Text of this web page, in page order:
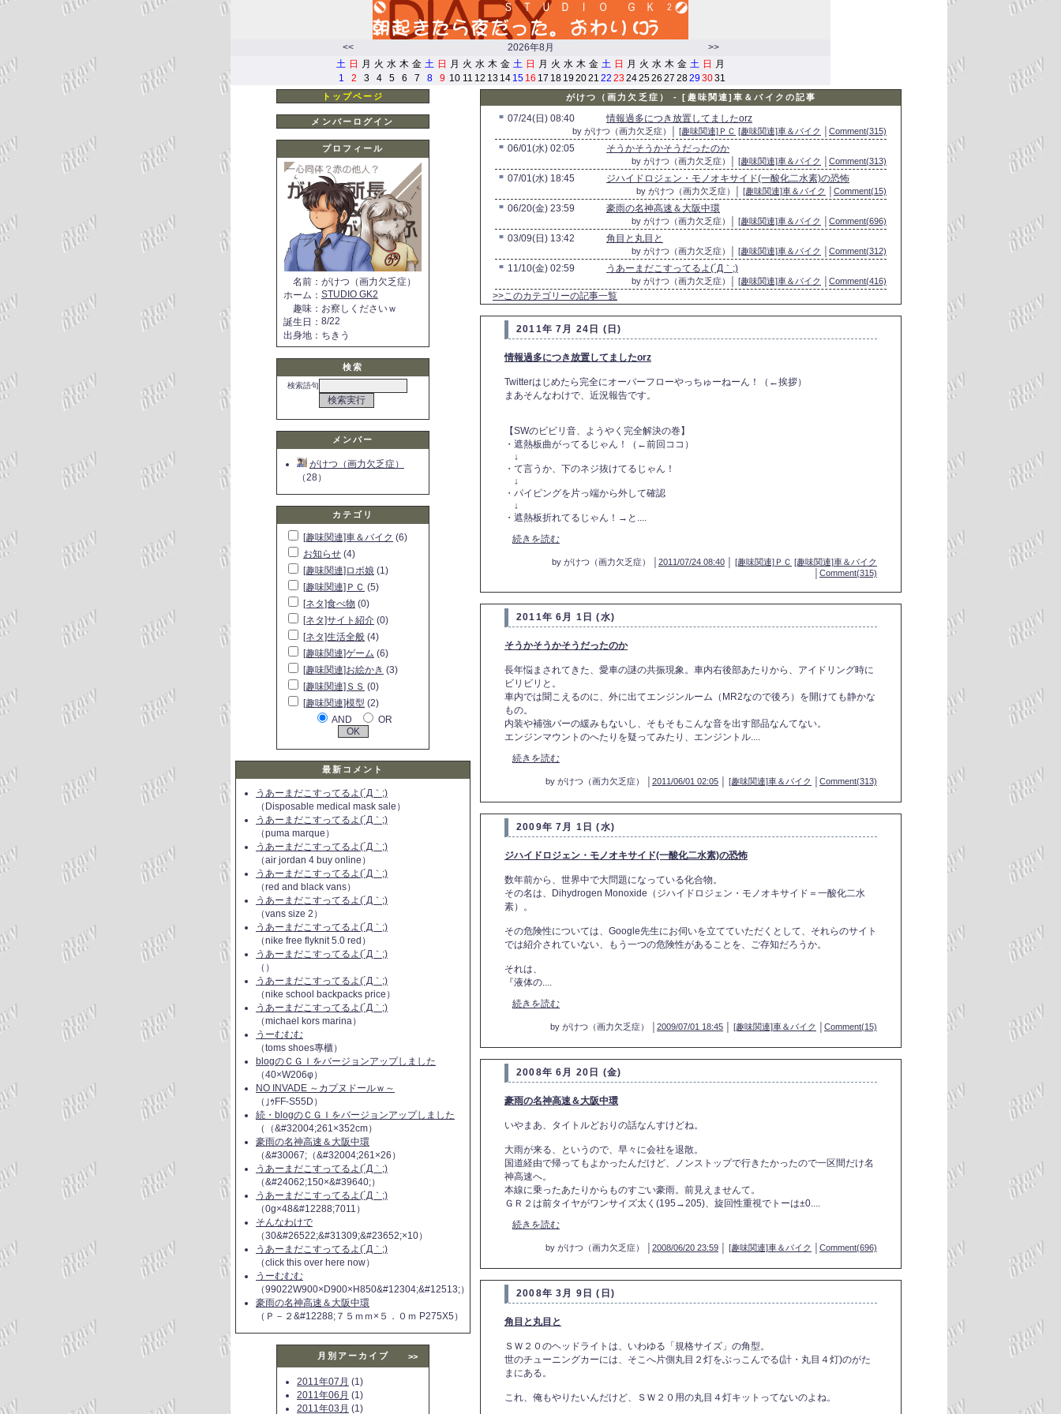
<< 2026年8月
>>
土 日 月 火 水 木 金 土 日 月 火 水 木 金 土 日 月 火 水 木 金 土 日 月 火 水 木 金 土 日
月
1
2 3 4 5 6 7 8 9 10 11 12 13 14 15 16 17 18 19 2021 22 23 242526 27 2829 3031
トップページ
メンバーログイン
プロフィール
名前 ： がけつ（画力欠乏症）
ホーム ： STUDIO GK2
趣味 ： お察しくださいｗ
誕生日 ： 8/22
出身地 ： ちきう
検索
検索語句
メンバー
がけつ（画力欠乏症）
（28）
カテゴリ
[趣味関連]車＆バイク (6)
お知らせ (4)
[趣味関連]ロボ娘 (1)
[趣味関連]ＰＣ (5)
[ネタ]食べ物 (0)
[ネタ]サイト紹介 (0)
[ネタ]生活全般 (4)
[趣味関連]ゲーム (6)
[趣味関連]お絵かき (3)
[趣味関連]ＳＳ (0)
[趣味関連]模型 (2)
AND
OR
最新コメント
うあーまだこすってるよ(´Д｀;)
（Disposable medical mask sale）
うあーまだこすってるよ(´Д｀;)
（puma marque）
うあーまだこすってるよ(´Д｀;)
（air jordan 4 buy online）
うあーまだこすってるよ(´Д｀;)
（red and black vans）
うあーまだこすってるよ(´Д｀;)
（vans size 2）
うあーまだこすってるよ(´Д｀;)
（nike free flyknit 5.0 red）
うあーまだこすってるよ(´Д｀;)
（）
うあーまだこすってるよ(´Д｀;)
（nike school backpacks price）
うあーまだこすってるよ(´Д｀;)
（michael kors marina）
うーむむむ
（toms shoes專櫃）
blogのＣＧＩをバージョンアップしました
（40×W206φ）
NO INVADE ～カプヌドールｗ～
（｣ｩFF-S55D）
続・blogのＣＧＩをバージョンアップしました
（（&#32004;261×352cm）
豪雨の名神高速＆大阪中環
（&#30067;（&#32004;261×26）
うあーまだこすってるよ(´Д｀;)
（&#24062;150×&#39640;）
うあーまだこすってるよ(´Д｀;)
（0g×48&#12288;7011）
そんなわけで
（30&#26522;&#31309;&#23652;×10）
うあーまだこすってるよ(´Д｀;)
（click this over here now）
うーむむむ
（99022W900×D900×H850&#12304;&#12513;）
豪雨の名神高速＆大阪中環
（Ｐ－２&#12288;７５ｍｍ×５．０ｍ P275X5）
月別アーカイブ >>
2011年07月 (1)
2011年06月 (1)
2011年03月 (1)
がけつ（画力欠乏症） - [趣味関連]車＆バイクの記事
■ 07/24(日) 08:40 情報過多につき放置してましたorz
by がけつ（画力欠乏症）│ [趣味関連]ＰＣ [趣味関連]車＆バイク Comment(315)
■ 06/01(水) 02:05 そうかそうかそうだったのか
by がけつ（画力欠乏症）│ [趣味関連]車＆バイク Comment(313)
■ 07/01(水) 18:45 ジハイドロジェン・モノオキサイド(一酸化二水素)の恐怖
by がけつ（画力欠乏症）│ [趣味関連]車＆バイク Comment(15)
■ 06/20(金) 23:59 豪雨の名神高速＆大阪中環
by がけつ（画力欠乏症）│ [趣味関連]車＆バイク Comment(696)
■ 03/09(日) 13:42 角目と丸目と
by がけつ（画力欠乏症）│ [趣味関連]車＆バイク Comment(312)
■ 11/10(金) 02:59 うあーまだこすってるよ(´Д｀;)
by がけつ（画力欠乏症）│ [趣味関連]車＆バイク Comment(416)
>>このカテゴリーの記事一覧
2011年 7月 24日 (日)
情報過多につき放置してましたorz
Twitterはじめたら完全にオーバーフローやっちゅーねーん！（←挨拶）
まあそんなわけで、近況報告です。
【SWのビビリ音、ようやく完全解決の巻】
・遮熱板曲がってるじゃん！（←前回ココ）
↓
・て言うか、下のネジ抜けてるじゃん！
↓
・パイピングを片っ端から外して確認
↓
・遮熱板折れてるじゃん！→と....
続きを読む
by がけつ（画力欠乏症） │ 2011/07/24 08:40 [趣味関連]ＰＣ [趣味関連]車＆バイク
Comment(315)
2011年 6月 1日 (水)
そうかそうかそうだったのか
長年悩まされてきた、愛車の謎の共振現象。車内右後部あたりから、アイドリング時に
ビリビリと。
車内では聞こえるのに、外に出てエンジンルーム（MR2なので後ろ）を開けても静かな
もの。
内装や補強バーの緩みもないし、そもそもこんな音を出す部品なんてない。
エンジンマウントのへたりを疑ってみたり、エンジントル....
続きを読む
by がけつ（画力欠乏症） │ 2011/06/01 02:05 [趣味関連]車＆バイク Comment(313)
2009年 7月 1日 (水)
ジハイドロジェン・モノオキサイド(一酸化二水素)の恐怖
数年前から、世界中で大問題になっている化合物。
その名は、Dihydrogen Monoxide（ジハイドロジェン・モノオキサイド＝一酸化二水
素）。
その危険性については、Google先生にお伺いを立てていただくとして、それらのサイト
では紹介されていない、もう一つの危険性があることを、ご存知だろうか。
それは、
『液体の....
続きを読む
by がけつ（画力欠乏症） │ 2009/07/01 18:45 [趣味関連]車＆バイク Comment(15)
2008年 6月 20日 (金)
豪雨の名神高速＆大阪中環
いやまあ、タイトルどおりの話なんすけどね。
大雨が来る、というので、早々に会社を退散。
国道経由で帰ってもよかったんだけど、ノンストップで行きたかったので一区間だけ名
神高速へ。
本線に乗ったあたりからものすごい豪雨。前見えませんて。
ＧＲ２は前タイヤがワンサイズ太く(195→205)、旋回性重視でトーは±0....
続きを読む
by がけつ（画力欠乏症） │ 2008/06/20 23:59 [趣味関連]車＆バイク Comment(696)
2008年 3月 9日 (日)
角目と丸目と
ＳＷ２０のヘッドライトは、いわゆる「規格サイズ」の角型。
世のチューニングカーには、そこへ片側丸目２灯をぶっこんでる(計・丸目４灯)のがた
まにある。
これ、俺もやりたいんだけど、ＳＷ２０用の丸目４灯キットってないのよね。